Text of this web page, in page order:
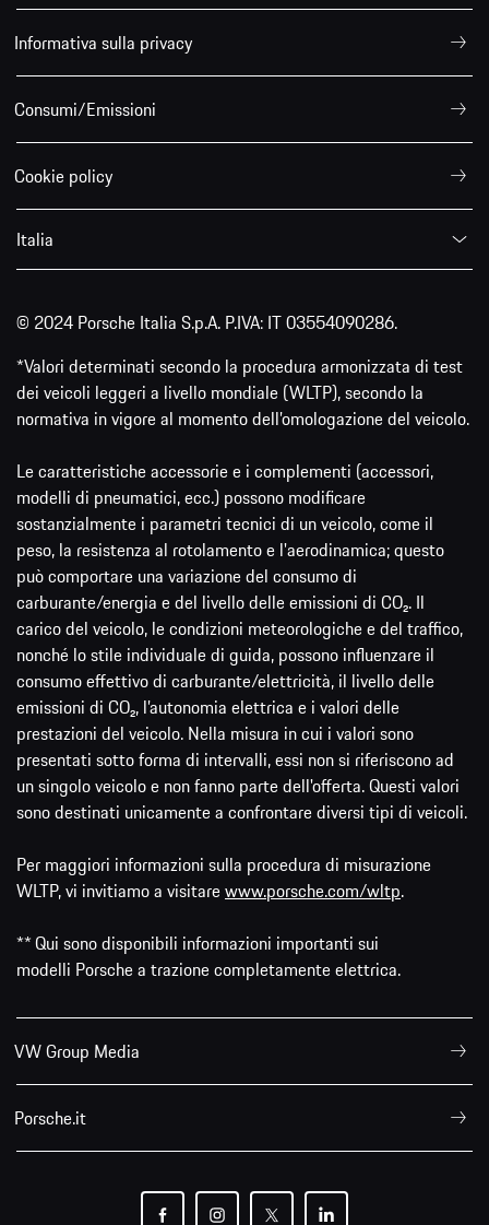
Informativa sulla privacy
Consumi/Emissioni
Cookie policy
Italia
© 2024 Porsche Italia S.p.A. P.IVA: IT 03554090286.
*Valori determinati secondo la procedura armonizzata di test
dei veicoli leggeri a livello mondiale (WLTP), secondo la
normativa in vigore al momento dell’omologazione del veicolo.
Le caratteristiche accessorie e i complementi (accessori,
modelli di pneumatici, ecc.) possono modificare
sostanzialmente i parametri tecnici di un veicolo, come il
peso, la resistenza al rotolamento e l'aerodinamica; questo
può comportare una variazione del consumo di
carburante/energia e del livello delle emissioni di CO₂. Il
carico del veicolo, le condizioni meteorologiche e del traffico,
nonché lo stile individuale di guida, possono influenzare il
consumo effettivo di carburante/elettricità, il livello delle
emissioni di CO₂, l’autonomia elettrica e i valori delle
prestazioni del veicolo. Nella misura in cui i valori sono
presentati sotto forma di intervalli, essi non si riferiscono ad
un singolo veicolo e non fanno parte dell'offerta. Questi valori
sono destinati unicamente a confrontare diversi tipi di veicoli.
Per maggiori informazioni sulla procedura di misurazione
WLTP, vi invitiamo a visitarewww.porsche.com/wltp.
** Qui sono disponibili informazioni importanti sui
modelli Porsche a trazione completamente elettrica.
VW Group Media
Porsche.it